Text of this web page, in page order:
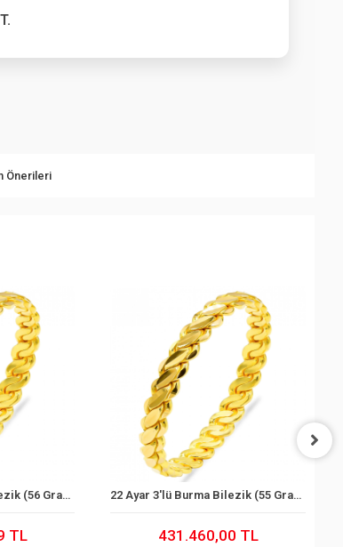
Önerileri
22 Ayar 3'lü Burma Bilezik (56 Gram)
TL
Sepete Ekle
22 Ayar 3'lü Burma Bilezik (55 Gram)
431.460,00 TL